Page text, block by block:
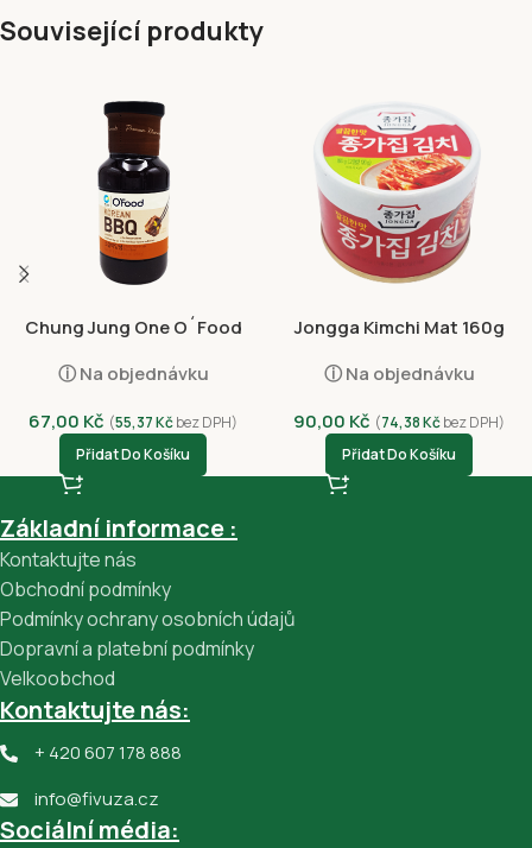
Související produkty
Chung Jung One O´Food
ⓘ Na objednávku
67,00 Kč (55,37Kčbez DPH)
Přidat Do Košíku
Jongga Kimchi Mat 160g
ⓘ Na objednávku
90,00 Kč (74,38Kčbez DPH)
Přidat Do Košíku
Základní informace :
Kontaktujte nás
Obchodní podmínky
Podmínky ochrany osobních údajů
Dopravní a platební podmínky
Velkoobchod
Kontaktujte nás:
+ 420 607 178 888
info@fivuza.cz
Sociální média: